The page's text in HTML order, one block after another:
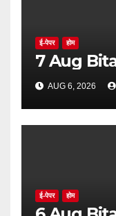
ई-पेपर होम
7
AUG 6, 2026
ई-पेपर होम